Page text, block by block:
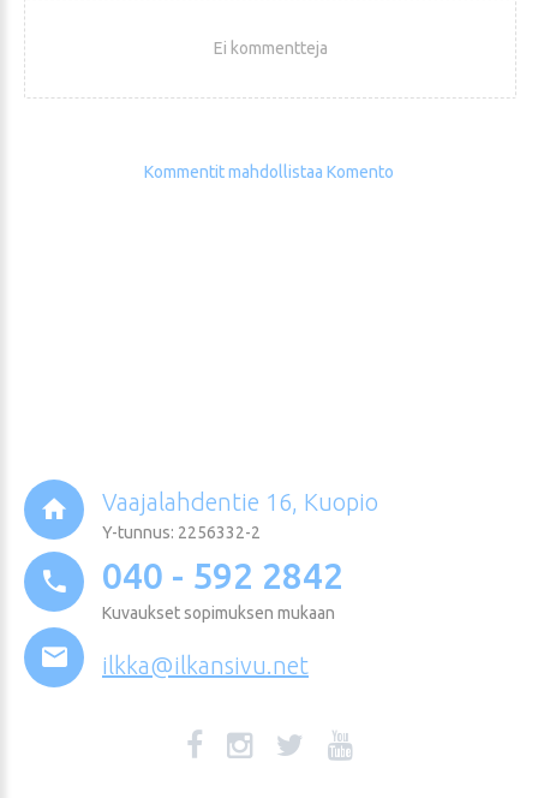
Ei kommentteja
Kommentit mahdollistaa Komento
Vaajalahdentie 16, Kuopio
Y-tunnus: 2256332-2
040 - 592 2842
Kuvaukset sopimuksen mukaan
ilkka@ilkansivu.net